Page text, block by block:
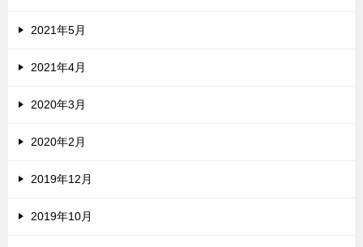
2021年5月
2021年4月
2020年3月
2020年2月
2019年12月
2019年10月